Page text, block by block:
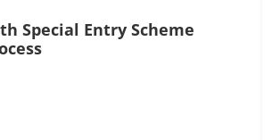
Special Entry Scheme